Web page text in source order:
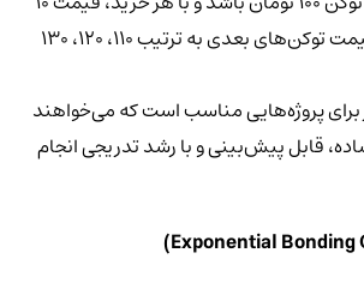
تومان افزایش یابد، قیمت توکن‌های بعدی به ترتیب ۱۱۰، ۱۲۰، ۱۳۰
پروژه‌هایی مناسب است که می‌خواهند
قابل پیش‌بینی و با رشد تدریجی انجام